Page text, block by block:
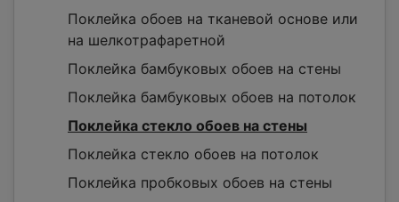
Поклейка обоев на тканевой основе или
на шелкотрафаретной
Поклейка бамбуковых обоев на стены
Поклейка бамбуковых обоев на потолок
Поклейка стекло обоев на стены
Поклейка стекло обоев на потолок
Поклейка пробковых обоев на стены